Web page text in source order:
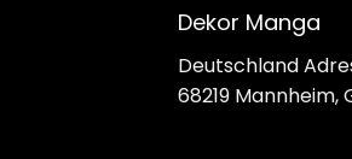
Dekor Manga
Deutschland
68219 Mannheim,